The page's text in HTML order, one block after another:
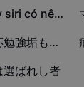
いて
Launch
Hey siri có nên quay
一応勉強垢もやってます
選ばれし者